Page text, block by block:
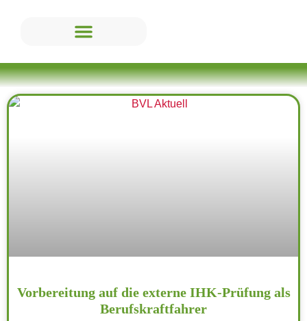
Vorbereitung auf die externe IHK-Prüfung als
Berufskraftfahrer